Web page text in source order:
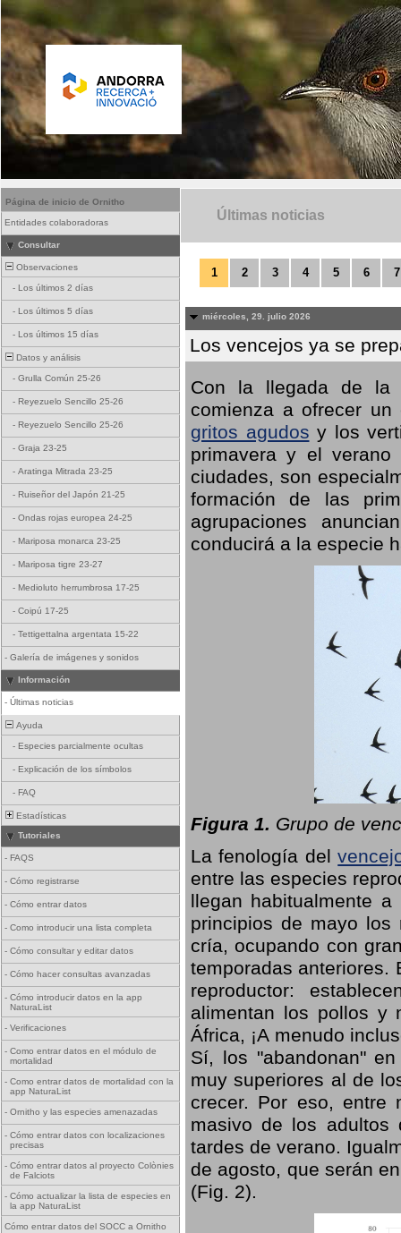
Página de inicio de Ornitho
Entidades colaboradoras
Consultar
Observaciones
- Los últimos 2 días
- Los últimos 5 días
- Los últimos 15 días
Datos y análisis
- Grulla Común 25-26
- Reyezuelo Sencillo 25-26
- Reyezuelo Sencillo 25-26
- Graja 23-25
- Aratinga Mitrada 23-25
- Ruiseñor del Japón 21-25
- Ondas rojas europea 24-25
- Mariposa monarca 23-25
- Mariposa tigre 23-27
- Medioluto herrumbrosa 17-25
- Coipú 17-25
- Tettigettalna argentata 15-22
- Galería de imágenes y sonidos
Información
- Últimas noticias
Ayuda
- Especies parcialmente ocultas
- Explicación de los símbolos
- FAQ
Estadísticas
Tutoriales
- FAQS
- Cómo registrarse
- Cómo entrar datos
- Como introducir una lista completa
- Cómo consultar y editar datos
- Cómo hacer consultas avanzadas
- Cómo introducir datos en la app
NaturaList
- Verificaciones
- Como entrar datos en el módulo de
mortalidad
- Como entrar datos de mortalidad con la
app NaturaList
- Ornitho y las especies amenazadas
- Cómo entrar datos con localizaciones
precisas
- Cómo entrar datos al proyecto Colònies
de Falciots
- Cómo actualizar la lista de especies en
la app NaturaList
Cómo entrar datos del SOCC a Ornitho
Últimas noticias
1 2 3 4 5 6 7
miércoles, 29. julio 2026
Los vencejos ya se
Con la llegada de la
comienza a ofrecer un
gritos agudos y los
primavera y el
ciudades, son
formación de las
agrupaciones
conducirá a la especie
Figura 1. Grupo de
La fenología del
entre las especies
llegan habitualmente
principios de mayo los
cría, ocupando con
temporadas anteriores.
reproductor:
alimentan los pollos y
África, ¡A menudo
Sí, los "abandonan"
muy superiores al de
crecer. Por eso, entre
masivo de los adultos
tardes de verano.
de agosto, que serán
(Fig. 2).